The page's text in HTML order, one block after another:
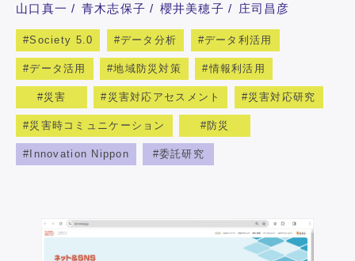
山口真一 青木志保子 櫻井美穂子 庄司昌彦
Society 5.0 データ分析 データ利活用
データ活用 地域防災対策 情報利活用
災害 災害対応アセスメント 災害対応研究
災害時コミュニケーション 防災
Innovation Nippon 委託研究